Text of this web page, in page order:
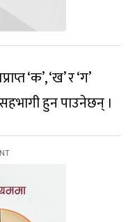
‘क’, ‘ख’ र ‘ग’
हुन पाउनेछन् ।